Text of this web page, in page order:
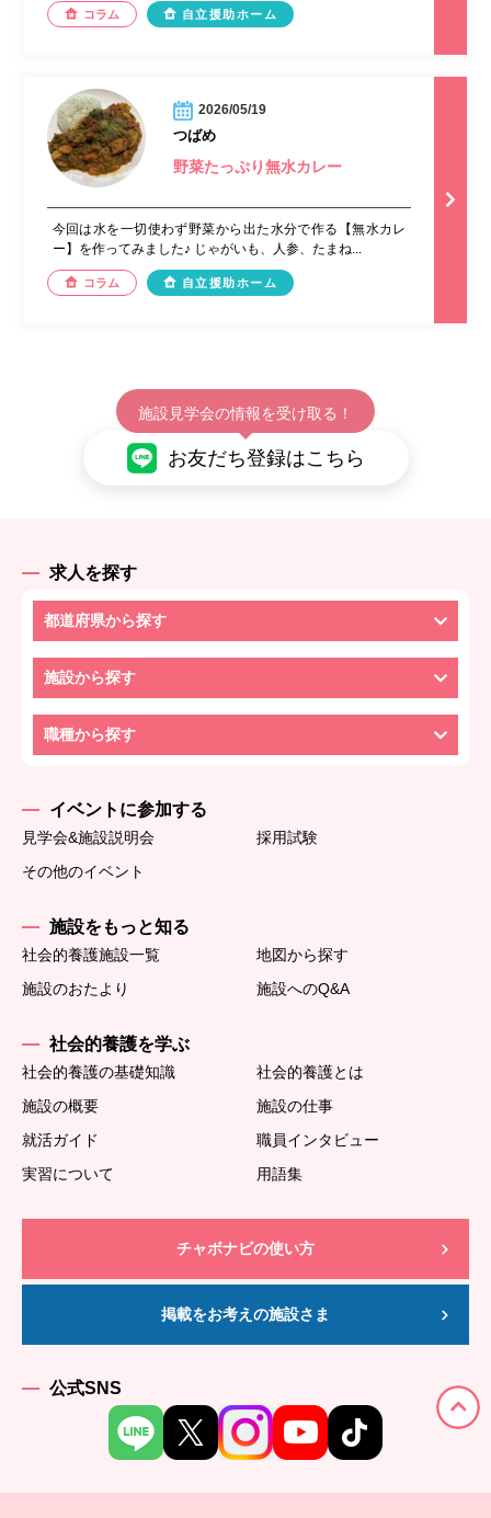
コラム 自立援助ホーム
2026/05/19
つばめ
野菜たっぷり無水カレー
今回は水を一切使わず野菜から出た水分で作る【無水カレ
ー】を作ってみました♪ じゃがいも、人参、たまね...
コラム 自立援助ホーム
施設見学会の情報を受け取る！
お友だち登録はこちら
求人を探す
都道府県から探す
施設から探す
職種から探す
イベントに参加する
見学会&施設説明会
採用試験
その他のイベント
施設をもっと知る
社会的養護施設一覧
地図から探す
施設のおたより
施設へのQ&A
社会的養護を学ぶ
社会的養護の基礎知識
社会的養護とは
施設の概要
施設の仕事
就活ガイド
職員インタビュー
実習について
用語集
チャボナビの使い方
掲載をお考えの施設さま
公式SNS